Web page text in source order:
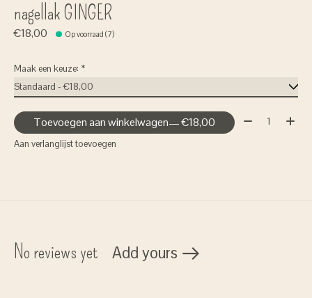
nagellak GINGER
€18,00 Op voorraad (7)
Maak een keuze: *
Toevoegen aan winkelwagen — €18,00 Aantal:
Aan verlanglijst toevoegen
No reviews yet Add yours